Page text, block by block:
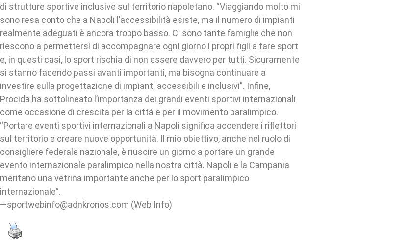
di strutture sportive inclusive sul territorio napoletano. “Viaggiando molto mi
sono resa conto che a Napoli l’accessibilità esiste, ma il numero di impianti
realmente adeguati è ancora troppo basso. Ci sono tante famiglie che non
riescono a permettersi di accompagnare ogni giorno i propri figli a fare sport
e, in questi casi, lo sport rischia di non essere davvero per tutti. Sicuramente
si stanno facendo passi avanti importanti, ma bisogna continuare a
investire sulla progettazione di impianti accessibili e inclusivi”. Infine,
Procida ha sottolineato l’importanza dei grandi eventi sportivi internazionali
come occasione di crescita per la città e per il movimento paralimpico.
“Portare eventi sportivi internazionali a Napoli significa accendere i riflettori
sul territorio e creare nuove opportunità. Il mio obiettivo, anche nel ruolo di
consigliere federale nazionale, è riuscire un giorno a portare un grande
evento internazionale paralimpico nella nostra città. Napoli e la Campania
meritano una vetrina importante anche per lo sport paralimpico
internazionale”.
—sportwebinfo@adnkronos.com (Web Info)